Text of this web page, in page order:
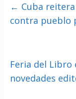
← Cuba
contra pueblo
Feria del Libro
novedades